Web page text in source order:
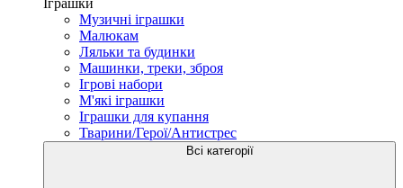
Музичні іграшки
Малюкам
Ляльки та будинки
Машинки, треки, зброя
Ігрові набори
М'які іграшки
Іграшки для купання
Тварини/Герої/Антистрес
Всі категорії